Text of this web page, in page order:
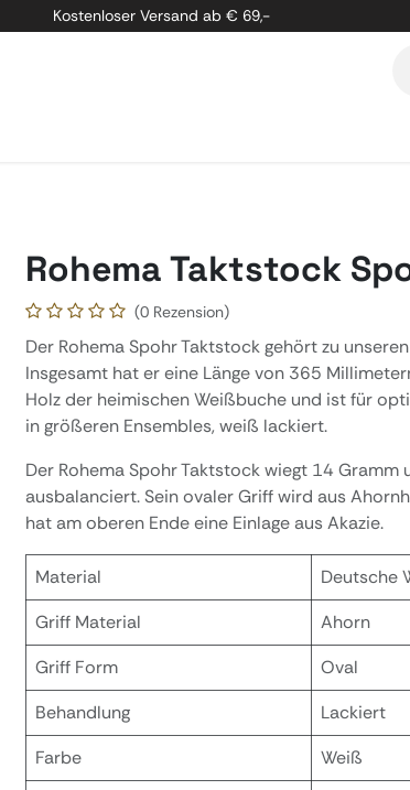
Kostenloser Versand ab € 69,-
Rohema Taktstock
(0 Rezension)
Der Rohema Spohr Taktstock gehört zu
Insgesamt hat er eine Länge von 365
Holz der heimischen Weißbuche und ist für
in größeren Ensembles, weiß lackiert.
Der Rohema Spohr Taktstock wiegt 14 Gramm
ausbalanciert. Sein ovaler Griff wird aus
hat am oberen Ende eine Einlage aus Akazie.
Material
Deutsche
Griff Material
Ahorn
Griff Form
Oval
Behandlung
Lackiert
Farbe
Weiß